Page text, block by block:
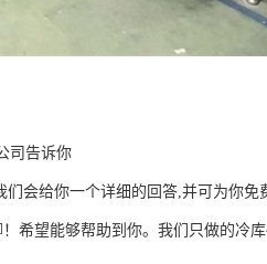
司告诉你
会给你一个详细的回答,并可为你免
希望能够帮助到你。我们只做的冷